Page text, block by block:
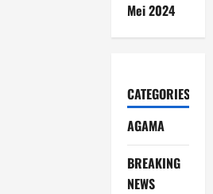
Mei 2024
CATEGORIES
AGAMA
BREAKING
NEWS